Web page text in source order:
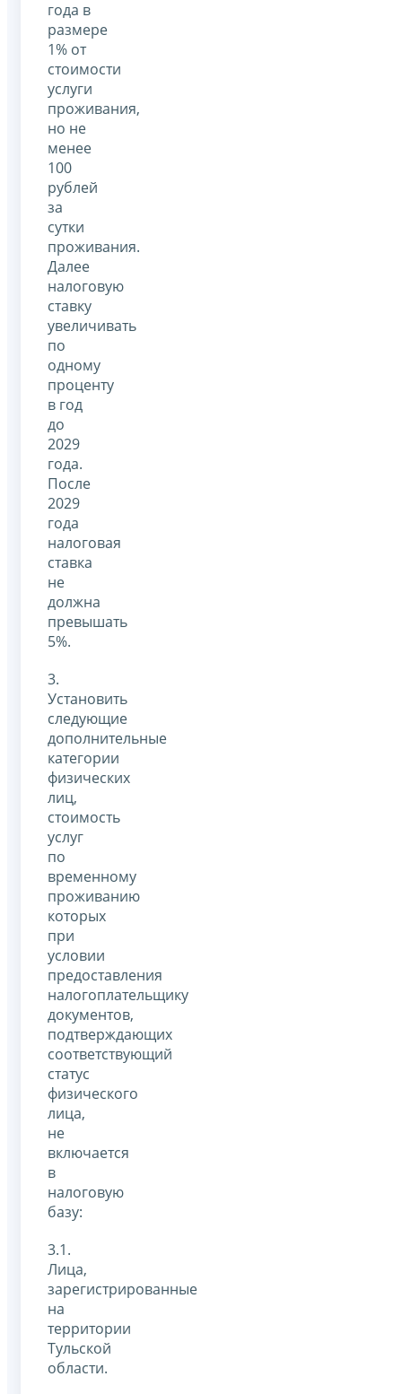
года в
размере
1% от
стоимости
услуги
проживания,
но не
менее
100
рублей
за
сутки
проживания.
Далее
налоговую
ставку
увеличивать
по
одному
проценту
в год
до
2029
года.
После
2029
года
налоговая
ставка
не
должна
превышать
5%.
3.
Установить
следующие
дополнительные
категории
физических
лиц,
стоимость
услуг
по
временному
проживанию
которых
при
условии
предоставления
налогоплательщику
документов,
подтверждающих
соответствующий
статус
физического
лица,
не
включается
в
налоговую
базу:
3.1.
Лица,
зарегистрированные
на
территории
Тульской
области.